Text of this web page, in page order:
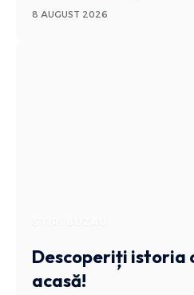
8 AUGUST 2026
Descoperiți istoria
acasă!